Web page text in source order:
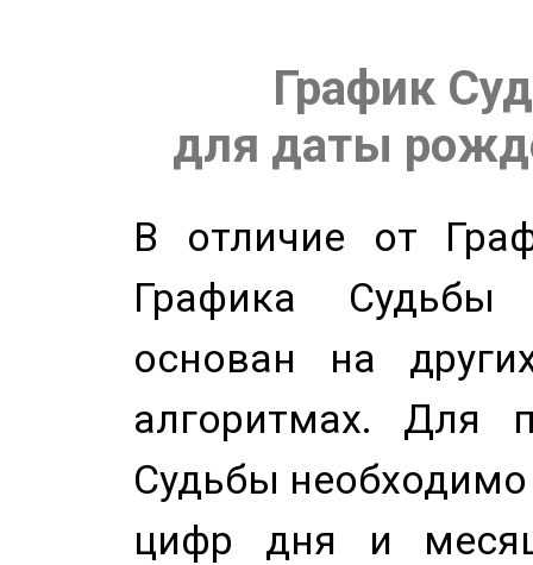
График
для даты
В отличие от
Графика
основан на
алгоритмах. Для
Судьбы
цифр дня и